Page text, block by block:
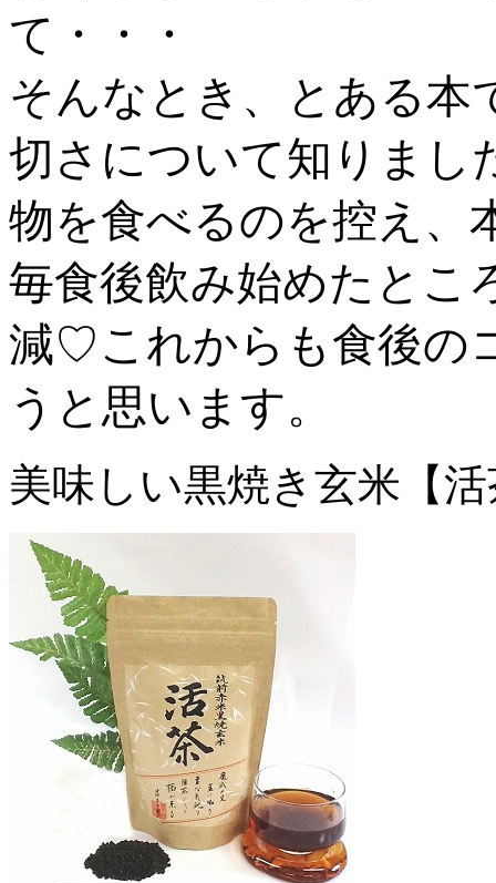
て・・・
そんなとき、とある本
切さについて知りまし
物を食べるのを控え、
毎食後飲み始めたとこ
減♡これからも食後の
うと思います。
美味しい黒焼き玄米【